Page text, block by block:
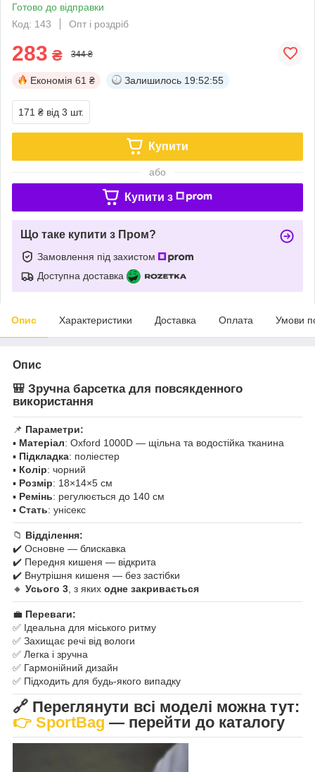
Готово до відправки
Код: 143
Опт і роздріб
283 ₴ 344 ₴
Економія 61 ₴ Залишилось 19:52:54
171 ₴ від 3 шт.
Купити
або
Купити з
Що таке купити з Пром?
Замовлення під захистом
Доступна доставка
Опис Характеристики Доставка Оплата Умови
Опис
🎒 Зручна барсетка для повсякденного
використання
📌 Параметри:
▪️ Матеріал: Oxford 1000D — щільна та водостійка тканина
▪️ Підкладка: поліестер
▪️ Колір: чорний
▪️ Розмір: 18×14×5 см
▪️ Ремінь: регулюється до 140 см
▪️ Стать: унісекс
📁 Відділення:
✔️ Основне — блискавка
✔️ Передня кишеня — відкрита
✔️ Внутрішня кишеня — без застібки
🔸 Усього 3 , з яких одне закривається
💼 Переваги:
✅ Ідеальна для міського ритму
✅ Захищає речі від вологи
✅ Легка і зручна
✅ Гармонійний дизайн
✅ Підходить для будь-якого випадку
🔗 Переглянути всі моделі можна тут:
👉 SportBag — перейти до каталогу